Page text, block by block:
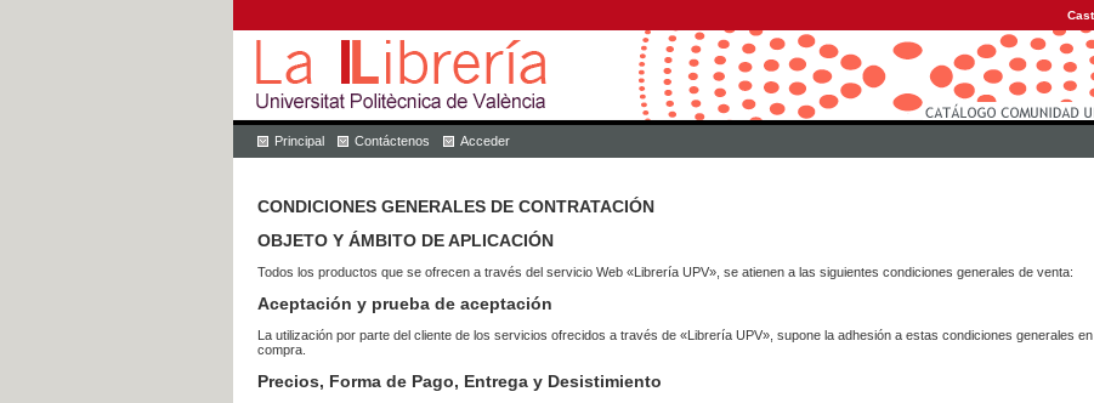
Principal Contáctenos Acceder
CONDICIONES GENERALES DE CONTRATACIÓN
OBJETO Y ÁMBITO DE APLICACIÓN
Todos los productos que se ofrecen a través del servicio Web «Librería UPV», se atienen a las siguientes condiciones generales de venta:
Aceptación y prueba de aceptación
La utilización por parte del cliente de los servicios ofrecidos a través de «Librería UPV», supone la adhesión a estas condiciones generales
compra.
Precios, Forma de Pago, Entrega y Desistimiento